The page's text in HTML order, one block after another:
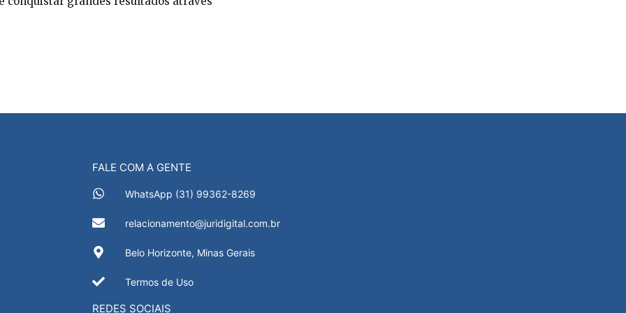
FALE COM A GENTE
WhatsApp (31) 99362-8269
relacionamento@juridigital.com.br
Belo Horizonte, Minas Gerais
Termos de Uso
REDES SOCIAIS